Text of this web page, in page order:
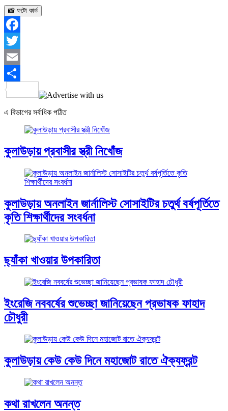
📸 ফটো কার্ড
Facebook
Twitter
Email
Share
এ বিভাগের সর্বাধিক পঠিত
কুলাউড়ায় প্রবাসীর স্ত্রী নিখোঁজ
কুলাউড়ায় অনলাইন জার্নালিস্ট সোসাইটির চতুর্থ বর্ষপূর্তিতে
কৃতি শিক্ষার্থীদের সংবর্ধনা
ছ্যাঁকা খাওয়ার উপকারিতা
ইংরেজি নববর্ষের শুভেচ্ছা জানিয়েছেন প্রভাষক ফাহাদ
চৌধুরী
কুলাউড়ায় কেউ কেউ দিনে মহাজোট রাতে ঐক্যফ্রন্ট
কথা রাখলেন অনন্ত